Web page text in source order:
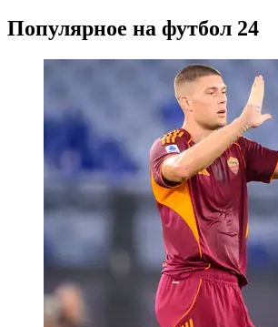
Популярное на футбол 24